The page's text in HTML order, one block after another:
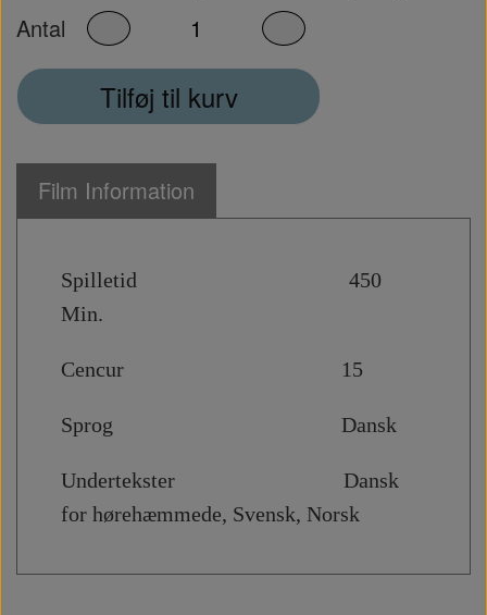
Antal
Tilføj til kurv
Film Information
Spilletid 450
Min.
Cencur 15
Sprog Dansk
Undertekster Dansk
for hørehæmmede, Svensk, Norsk